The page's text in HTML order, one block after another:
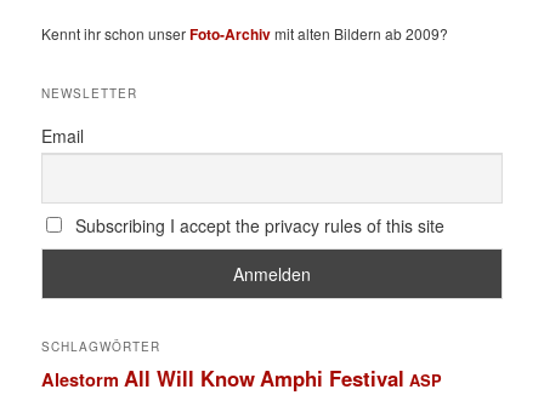
Kennt ihr schon unserFoto-Archivmit alten Bildern ab 2009?
NEWSLETTER
Email
Subscribing I accept the privacy rules of this site
SCHLAGWÖRTER
Alestorm All Will KnowAmphi Festival ASP